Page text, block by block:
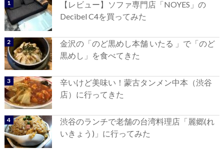
【レビュー】ソファ専門店「NOYES」の
Decibel C4を買ってみた
金沢の「のど黒めし本舗 いたる 」で「のど
黒めし」を食べてきた
辛いけど美味い！蒙古タンメン中本（渋谷
店）に行ってきた
渋谷のランチで老舗の台湾料理店「麗郷(れ
いきょう)」に行ってみた